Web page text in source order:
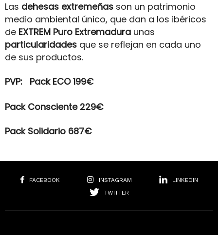
Las dehesas extremeñas son un patrimonio
medio ambiental único, que dan a los ibéricos
de EXTREM Puro Extremadura unas
particularidades que se reflejan en cada uno
de sus productos.
PVP: Pack ECO 199€
Pack Consciente 229€
Pack Solidario 687€
FACEBOOK INSTAGRAM
LINKEDIN
TWITTER